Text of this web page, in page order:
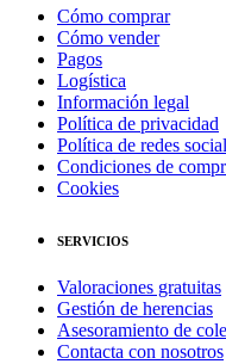
Cómo comprar
Cómo vender
Pagos
Logística
Información legal
Política de privacidad
Política de redes
Condiciones de
Cookies
SERVICIOS
Valoraciones gratuitas
Gestión de herencias
Asesoramiento de
Contacta con nosotros